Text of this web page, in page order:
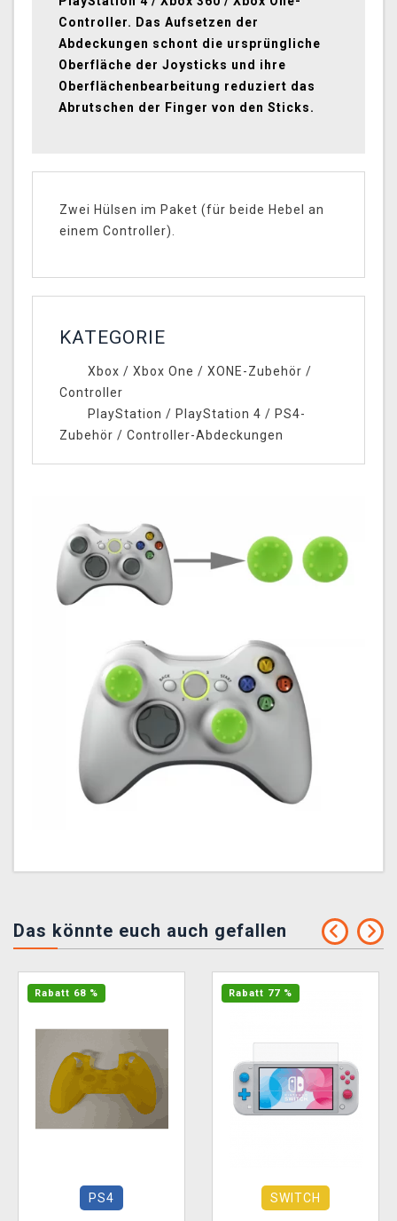
Controller. Das Aufsetzen der
Abdeckungen schont die ursprüngliche
Oberfläche der Joysticks und ihre
Oberflächenbearbeitung reduziert das
Abrutschen der Finger von den Sticks.
Zwei Hülsen im Paket (für beide Hebel an
einem Controller).
KATEGORIE
Xbox / Xbox One / XONE-Zubehör /
Controller
PlayStation / PlayStation 4 / PS4-
Zubehör / Controller-Abdeckungen
Das könnte euch auch gefallen
Rabatt 68 %
PS4
Rabatt 77 %
SWITCH